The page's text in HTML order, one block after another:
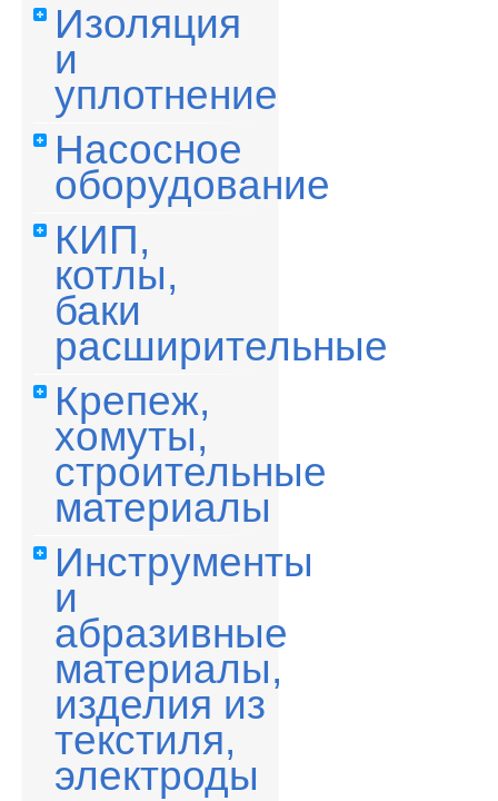
Изоляция
и
уплотнение
Насосное
оборудование
КИП,
котлы,
баки
расширительные
Крепеж,
хомуты,
строительные
материалы
Инструменты
и
абразивные
материалы,
изделия из
текстиля,
электроды